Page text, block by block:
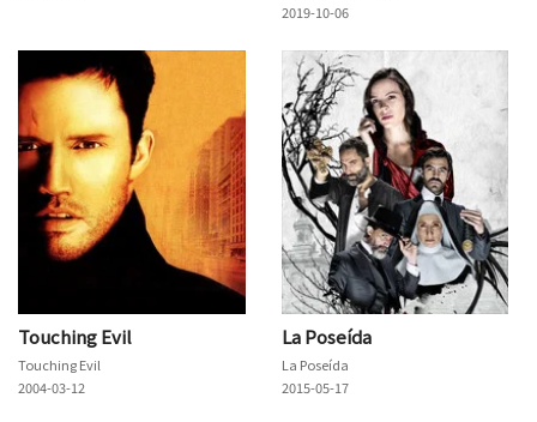
2019-10-06
Touching Evil
Touching Evil
2004-03-12
La Poseída
La Poseída
2015-05-17